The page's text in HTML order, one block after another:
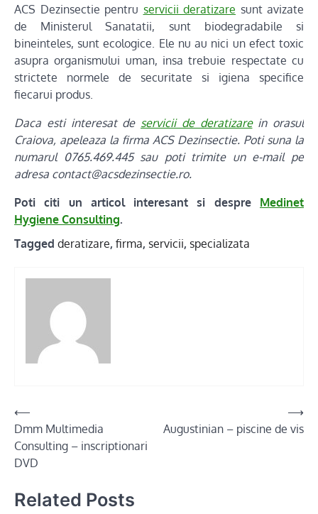
ACS Dezinsectie pentru servicii deratizare sunt avizate
de Ministerul Sanatatii, sunt biodegradabile si
bineinteles, sunt ecologice. Ele nu au nici un efect toxic
asupra organismului uman, insa trebuie respectate cu
strictete normele de securitate si igiena specifice
fiecarui produs.
Daca esti interesat de servicii de deratizarein orasul
Craiova, apeleaza la firma ACS Dezinsectie. Poti suna la
numarul 0765.469.445 sau poti trimite un e-mail pe
adresa contact@acsdezinsectie.ro.
Poti citi un articol interesant si despre Medinet
Hygiene Consulting.
Tagged deratizare, firma, servicii, specializata
Post
navigation
⟵
Dmm Multimedia
Consulting – inscriptionari
DVD
Augustinian – piscine de vis
⟶
Related Posts